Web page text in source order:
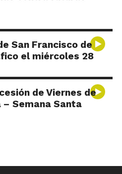
San Francisco de
el miércoles 28
de Viernes de
– Semana Santa